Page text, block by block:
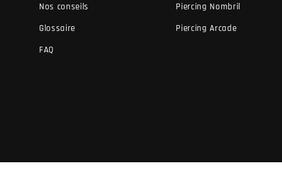
Nos conseils
Glossaire
FAQ
Piercing Nombril
Piercing Arcade